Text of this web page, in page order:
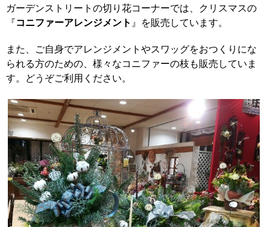
ガーデンストリートの切り花コーナーでは、クリスマスの
『コニファーアレンジメント 』を販売しています。
また、ご自身でアレンジメントやスワッグをおつくりにな
られる方のための、様々なコニファーの枝も販売していま
す。どうぞご利用ください。